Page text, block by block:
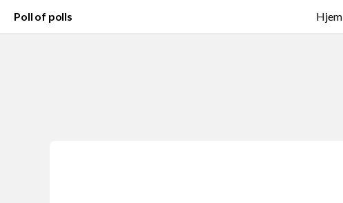
Poll of polls Hjem